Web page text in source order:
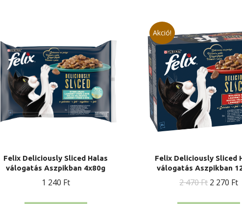
Felix Deliciously Sliced Halas
válogatás Aszpikban 4x80g
1 240 Ft
Akció!
Felix Deliciously Sliced
válogatás Aszpikban
2 470Ft Original
2 270 Ft